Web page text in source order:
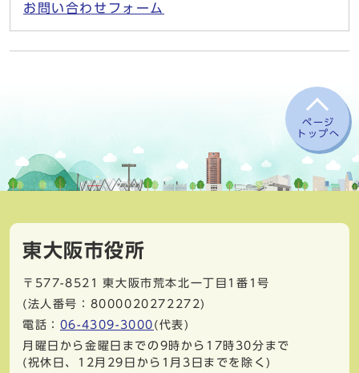
お問い合わせフォーム
ページ
トップへ
東大阪市役所
〒577-8521
東大阪市荒本北一丁目1番1号
(法人番号：8000020272272)
電話： 06-4309-3000 (代表)
月曜日から金曜日までの9時から17時30分まで
(祝休日、12月29日から1月3日までを除く)